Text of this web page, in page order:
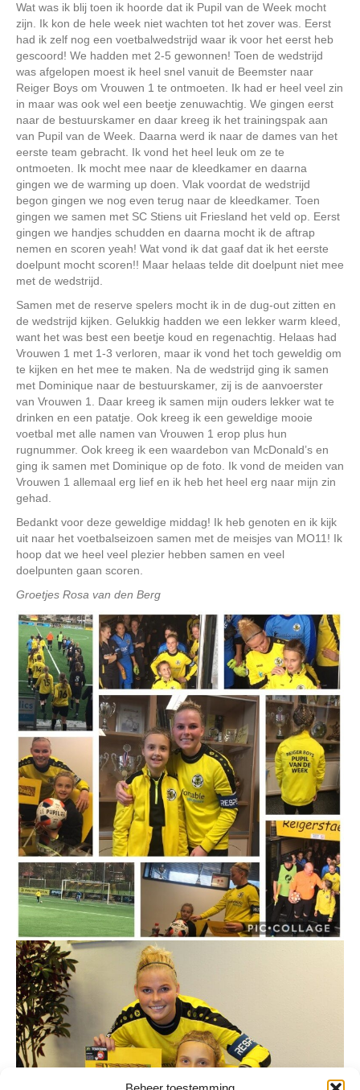
Wat was ik blij toen ik hoorde dat ik Pupil van de Week mocht
zijn. Ik kon de hele week niet wachten tot het zover was. Eerst
had ik zelf nog een voetbalwedstrijd waar ik voor het eerst heb
gescoord! We hadden met 2-5 gewonnen! Toen de wedstrijd
was afgelopen moest ik heel snel vanuit de Beemster naar
Reiger Boys om Vrouwen 1 te ontmoeten. Ik had er heel veel zin
in maar was ook wel een beetje zenuwachtig. We gingen eerst
naar de bestuurskamer en daar kreeg ik het trainingspak aan
van Pupil van de Week. Daarna werd ik naar de dames van het
eerste team gebracht. Ik vond het heel leuk om ze te
ontmoeten. Ik mocht mee naar de kleedkamer en daarna
gingen we de warming up doen. Vlak voordat de wedstrijd
begon gingen we nog even terug naar de kleedkamer. Toen
gingen we samen met SC Stiens uit Friesland het veld op. Eerst
gingen we handjes schudden en daarna mocht ik de aftrap
nemen en scoren yeah! Wat vond ik dat gaaf dat ik het eerste
doelpunt mocht scoren!! Maar helaas telde dit doelpunt niet mee
met de wedstrijd.
Samen met de reserve spelers mocht ik in de dug-out zitten en
de wedstrijd kijken. Gelukkig hadden we een lekker warm kleed,
want het was best een beetje koud en regenachtig. Helaas had
Vrouwen 1 met 1-3 verloren, maar ik vond het toch geweldig om
te kijken en het mee te maken. Na de wedstrijd ging ik samen
met Dominique naar de bestuurskamer, zij is de aanvoerster
van Vrouwen 1. Daar kreeg ik samen mijn ouders lekker wat te
drinken en een patatje. Ook kreeg ik een geweldige mooie
voetbal met alle namen van Vrouwen 1 erop plus hun
rugnummer. Ook kreeg ik een waardebon van McDonald’s en
ging ik samen met Dominique op de foto. Ik vond de meiden van
Vrouwen 1 allemaal erg lief en ik heb het heel erg naar mijn zin
gehad.
Bedankt voor deze geweldige middag! Ik heb genoten en ik kijk
uit naar het voetbalseizoen samen met de meisjes van MO11! Ik
hoop dat we heel veel plezier hebben samen en veel
doelpunten gaan scoren.
Groetjes Rosa van den Berg